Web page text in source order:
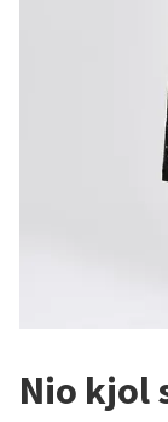
Nio kjol